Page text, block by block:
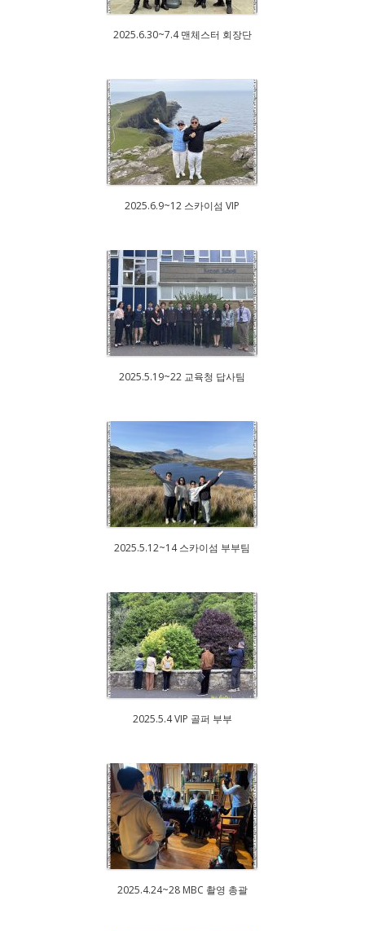
2025.6.30~7.4 맨체스터 회장단
2025.6.9~12 스카이섬 VIP
2025.5.19~22 교육청 답사팀
2025.5.12~14 스카이섬 부부팀
2025.5.4 VIP 골퍼 부부
2025.4.24~28 MBC 촬영 총괄